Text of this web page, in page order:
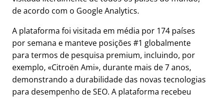
de acordo com o Google Analytics.
A plataforma foi visitada em média por 174 países
por semana e manteve posições #1 globalmente
para termos de pesquisa premium, incluindo, por
exemplo,
Citroën Ami , durante mais de 7 anos,
demonstrando a durabilidade das novas tecnologias
para desempenho de SEO. A plataforma recebeu